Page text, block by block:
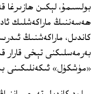
بولسىمۇ، لېكىن ھازىرغا
ھەسەننىڭ ماراكەشلىك
كاندىل، ماراكەشنىڭ
بەرمەسلىكنى تېخى قارار
«مۈشكۈل» ئىكەنلىكىنى